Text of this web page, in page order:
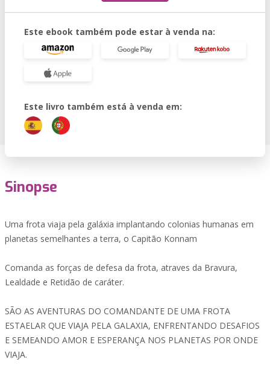
Este ebook também pode estar à venda na:
Este livro também está à venda em:
Sinopse
Uma frota viaja pela galáxia implantando colonias humanas em
planetas semelhantes a terra, o Capitão Konnam
Comanda as forças de defesa da frota, atraves da Bravura,
Lealdade e Retidão de caráter.
SÃO AS AVENTURAS DO COMANDANTE DE UMA FROTA
ESTAELAR QUE VIAJA PELA GALAXIA, ENFRENTANDO DESAFIOS
E SEMEANDO AMOR E ESPERANÇA NOS PLANETAS POR ONDE
VIAJA.